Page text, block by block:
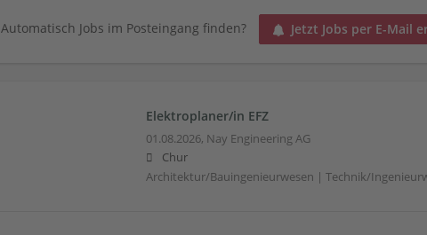
Automatisch Jobs im Posteingang finden? Jetzt Jobs per E-Mail
Elektroplaner/in EFZ
01.08.2026, Nay Engineering AG
Chur
Architektur/Bauingenieurwesen | Technik/